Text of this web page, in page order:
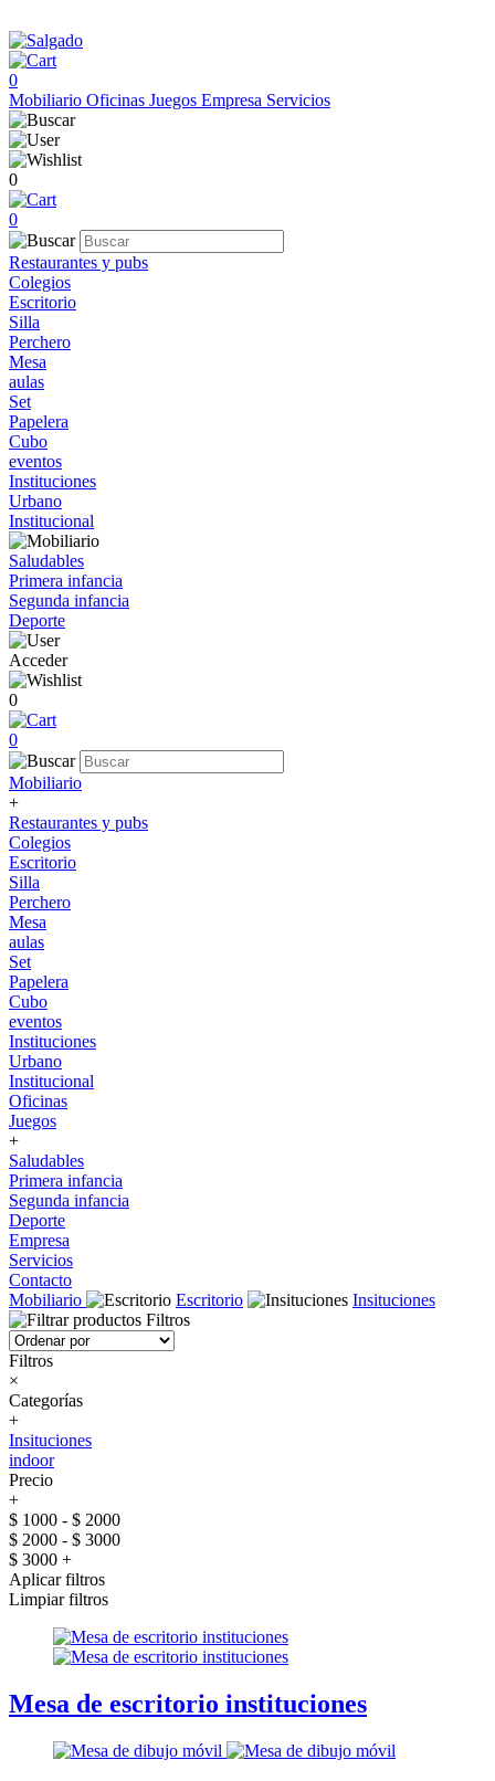
0
Mobiliario Oficinas Juegos Empresa Servicios
0
0
Restaurantes y pubs
Colegios
Escritorio
Silla
Perchero
Mesa
aulas
Set
Papelera
Cubo
eventos
Instituciones
Urbano
Institucional
Saludables
Primera infancia
Segunda infancia
Deporte
Acceder
0
0
Mobiliario
+
Restaurantes y pubs
Colegios
Escritorio
Silla
Perchero
Mesa
aulas
Set
Papelera
Cubo
eventos
Instituciones
Urbano
Institucional
Oficinas
Juegos
+
Saludables
Primera infancia
Segunda infancia
Deporte
Empresa
Servicios
Contacto
Mobiliario
Escritorio
Insituciones
Filtros
Filtros
×
Categorías
+
Insituciones
indoor
Precio
+
$ 1000 - $ 2000
$ 2000 - $ 3000
$ 3000 +
Aplicar filtros
Limpiar filtros
Mesa de escritorio instituciones